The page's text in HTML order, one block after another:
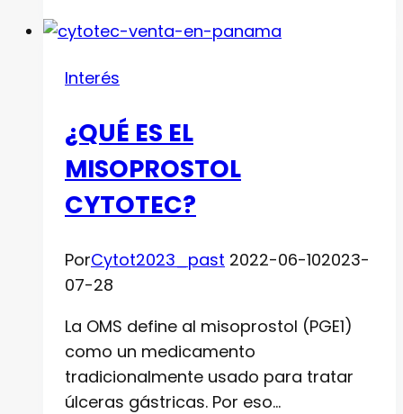
un
Interés
¿QUÉ ES EL
MISOPROSTOL
CYTOTEC?
PorCytot2023_past 2022-06-102023-
07-28
La OMS define al misoprostol (PGE1)
como un medicamento
tradicionalmente usado para tratar
úlceras gástricas. Por eso…